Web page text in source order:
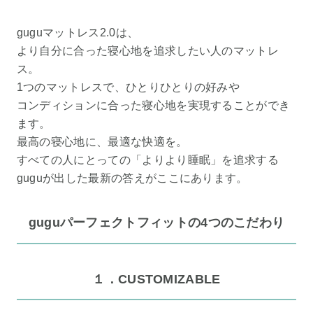
guguマットレス2.0は、
より自分に合った寝心地を追求したい人のマットレ
ス。
1つのマットレスで、ひとりひとりの好みや
コンディションに合った寝心地を実現することができ
ます。
最高の寝心地に、最適な快適を。
すべての人にとっての「よりより睡眠」を追求する
guguが出した最新の答えがここにあります。
guguパーフェクトフィットの4つのこだわり
１．CUSTOMIZABLE